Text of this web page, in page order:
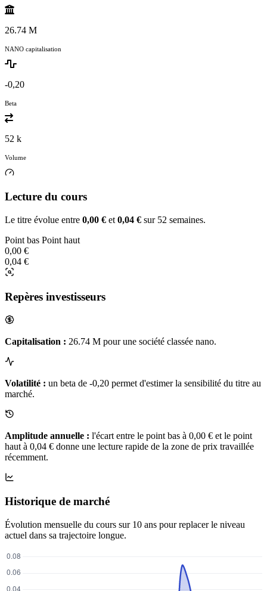
26.74 M
NANO capitalisation
-0,20
Beta
52 k
Volume
Lecture du cours
Le titre évolue entre 0,00 € et 0,04 € sur 52 semaines.
Point bas Point haut
0,00 €
0,04 €
Repères investisseurs
Capitalisation : 26.74 M pour une société classée nano.
Volatilité : un beta de -0,20 permet d'estimer la sensibilité du titre au
marché.
Amplitude annuelle : l'écart entre le point bas à 0,00 € et le point
haut à 0,04 € donne une lecture rapide de la zone de prix travaillée
récemment.
Historique de marché
Évolution mensuelle du cours sur 10 ans pour replacer le niveau
actuel dans sa trajectoire longue.